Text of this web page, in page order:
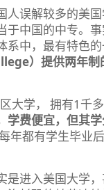
人误解较多的美
于中国的中专。
系中，最有特色的
）提供两年制
大学， 拥有1千
学费便宜，但其
年都有学生毕业
是进入美国大学